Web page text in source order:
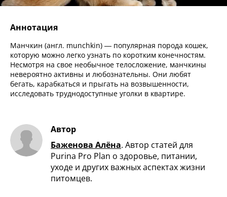
Аннотация
Манчкин (англ. munchkin) — популярная порода кошек,
которую можно легко узнать по коротким конечностям.
Несмотря на свое необычное телосложение, манчкины
невероятно активны и любознательны. Они любят
бегать, карабкаться и прыгать на возвышенности,
исследовать труднодоступные уголки в квартире.
Автор
Баженова Алёна. Автор статей для
Purina Pro Plan о здоровье, питании,
уходе и других важных аспектах жизни
питомцев.